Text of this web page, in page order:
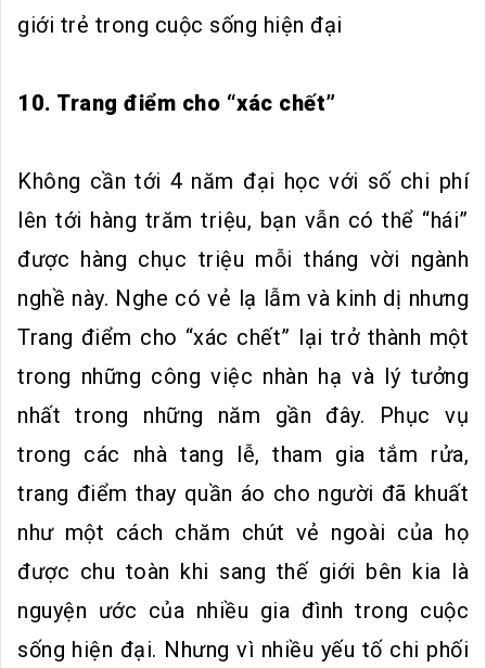
giới trẻ trong cuộc sống hiện đại
10. Trang điểm cho “xác chết”
Không cần tới 4 năm đại học với số chi phí
lên tới hàng trăm triệu, bạn vẫn có thể “hái”
được hàng chục triệu mỗi tháng vời ngành
nghề này. Nghe có vẻ lạ lẫm và kinh dị nhưng
Trang điểm cho “xác chết” lại trở thành một
trong những công việc nhàn hạ và lý tưởng
nhất trong những năm gần đây. Phục vụ
trong các nhà tang lễ, tham gia tắm rửa,
trang điểm thay quần áo cho người đã khuất
như một cách chăm chút vẻ ngoài của họ
được chu toàn khi sang thế giới bên kia là
nguyện ước của nhiều gia đình trong cuộc
sống hiện đại. Nhưng vì nhiều yếu tố chi phối